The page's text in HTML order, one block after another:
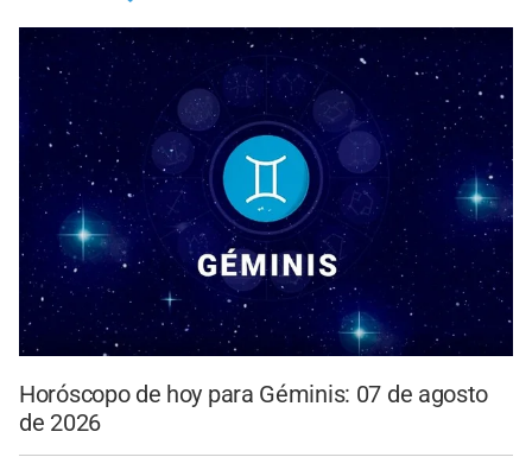
Horóscopo de hoy para Géminis: 07 de agosto
de 2026